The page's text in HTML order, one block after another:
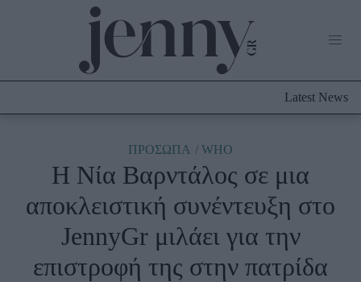
Culture
Fashion
Shopping
Styling Tips
Latest News
ΠΡΟΣΩΠΑ WHO
H Νία Βαρντάλος σε μια
αποκλειστική συνέντευξη στο
JennyGr μιλάει για την
επιστροφή της στην πατρίδα